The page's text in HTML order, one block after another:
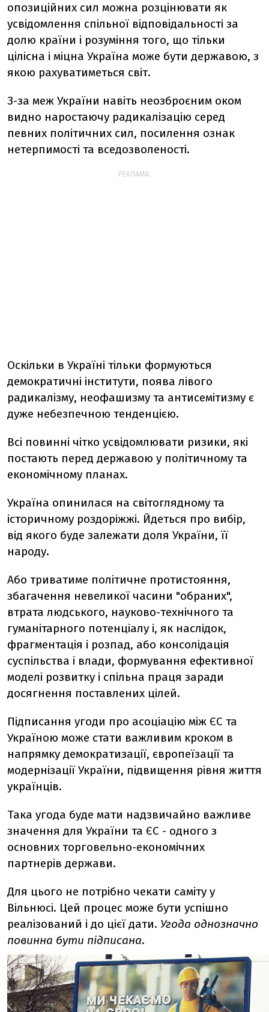
опозиційних сил можна розцінювати як
усвідомлення спільної відповідальності за
долю країни і розуміння того, що тільки
цілісна і міцна Україна може бути державою, з
якою рахуватиметься світ.
З-за меж України навіть неозброєним оком
видно наростаючу радикалізацію серед
певних політичних сил, посилення ознак
нетерпимості та вседозволеності.
РЕКЛАМА:
Оскільки в Україні тільки формуються
демократичні інститути, поява лівого
радикалізму, неофашизму та антисемітизму є
дуже небезпечною тенденцією.
Всі повинні чітко усвідомлювати ризики, які
постають перед державою у політичному та
економічному планах.
Україна опинилася на світоглядному та
історичному роздоріжжі. Йдеться про вибір,
від якого буде залежати доля України, її
народу.
Або триватиме політичне протистояння,
збагачення невеликої часини "обраних",
втрата людського, науково-технічного та
гуманітарного потенціалу і, як наслідок,
фрагментація і розпад, або консолідація
суспільства і влади, формування ефективної
моделі розвитку і спільна праця заради
досягнення поставлених цілей.
Підписання угоди про асоціацію між ЄС та
Україною може стати важливим кроком в
напрямку демократизації, європеїзації та
модернізації України, підвищення рівня життя
українців.
Така угода буде мати надзвичайно важливе
значення для України та ЄС - одного з
основних торговельно-економічних
партнерів держави.
Для цього не потрібно чекати саміту у
Вільнюсі. Цей процес може бути успішно
реалізований і до цієї дати. Угода однозначно
повинна бути підписана.